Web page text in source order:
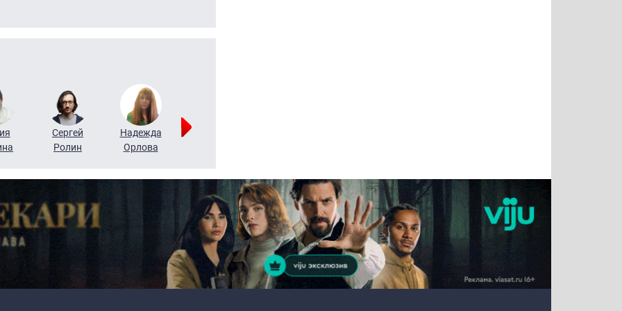
Сергей
Ролин
Надежда
Орлова